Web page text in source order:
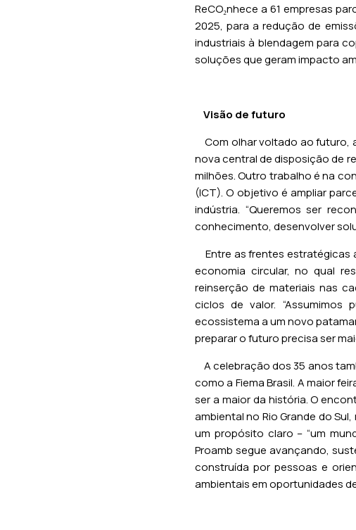
ReCO₂nhece a 61 empresas
2025, para a redução de
industriais à blendagem para
soluções que geram impacto
Visão de futuro
Com olhar voltado ao futuro,
nova central de disposição de
milhões. Outro trabalho é na
(ICT). O objetivo é ampliar
indústria. “Queremos ser
conhecimento, desenvolver
Entre as frentes estratégicas
economia circular, no qual
reinserção de materiais nas
ciclos de valor.
ecossistema a um novo
preparar o futuro precisa ser
A celebração dos 35 anos
como a Fiema Brasil. A maior
ser a maior da história. O
ambiental no Rio Grande do
um propósito claro – “um
Proamb segue avançando,
construída por pessoas e
ambientais em oportunidades